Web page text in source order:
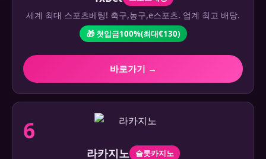
세계 최대 스포츠베팅! 축구,농구,e스포츠. 업계 최고 배당.
🎁 첫입금100%(최대€130)
바로가기 →
6
라카지노 슬롯카지노